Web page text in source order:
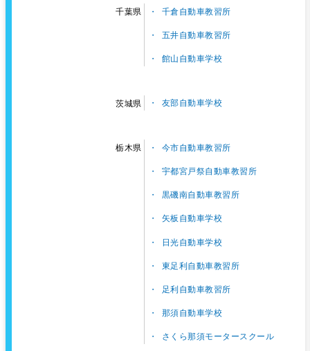
千葉県 千倉自動車教習所
五井自動車教習所
館山自動車学校
茨城県 友部自動車学校
栃木県 今市自動車教習所
宇都宮戸祭自動車教習所
黒磯南自動車教習所
矢板自動車学校
日光自動車学校
東足利自動車教習所
足利自動車教習所
那須自動車学校
さくら那須モータースクール